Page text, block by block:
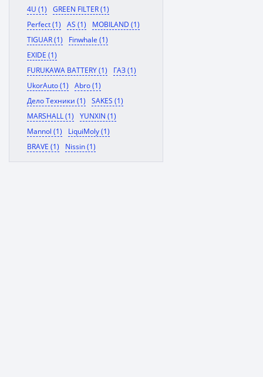
4U (1)
GREEN FILTER (1)
Perfect (1)
AS (1)
MOBILAND (1)
TIGUAR (1)
Finwhale (1)
EXIDE (1)
FURUKAWA BATTERY (1)
ГАЗ (1)
UkorAuto (1)
Abro (1)
Дело Техники (1)
SAKES (1)
MARSHALL (1)
YUNXIN (1)
Mannol (1)
LiquiMoly (1)
BRAVE (1)
Nissin (1)